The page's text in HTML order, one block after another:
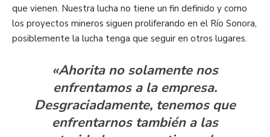
que vienen. Nuestra lucha no tiene un fin definido y como
los proyectos mineros siguen proliferando en el Río Sonora,
posiblemente la lucha tenga que seguir en otros lugares.
«Ahorita no solamente nos
enfrentamos a la empresa.
Desgraciadamente, tenemos que
enfrentarnos también a las